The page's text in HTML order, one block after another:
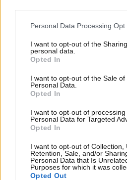
Personal Data Processing Opt
I want to opt-out of the
personal data.
Opted In
I want to opt-out of the Sale of
Personal Data.
Opted In
I want to opt-out of processing
Personal Data for Targeted
Opted In
I want to opt-out of Collection,
Retention, Sale, and/or
Personal Data that Is
Purposes for which it was
Opted Out
posteriore. Questo modello è,
predecessore della
si aggirafra i 300.000 e i